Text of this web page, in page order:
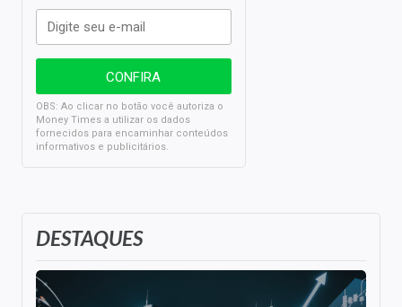
DESTAQUES
OBS: Ao clicar no botão você autoriza o
Money Times a utilizar os dados
fornecidos para encaminhar conteúdos
informativos e publicitários.